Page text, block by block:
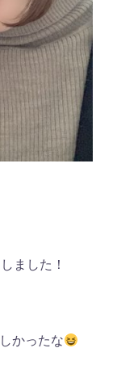
ました！
かったな